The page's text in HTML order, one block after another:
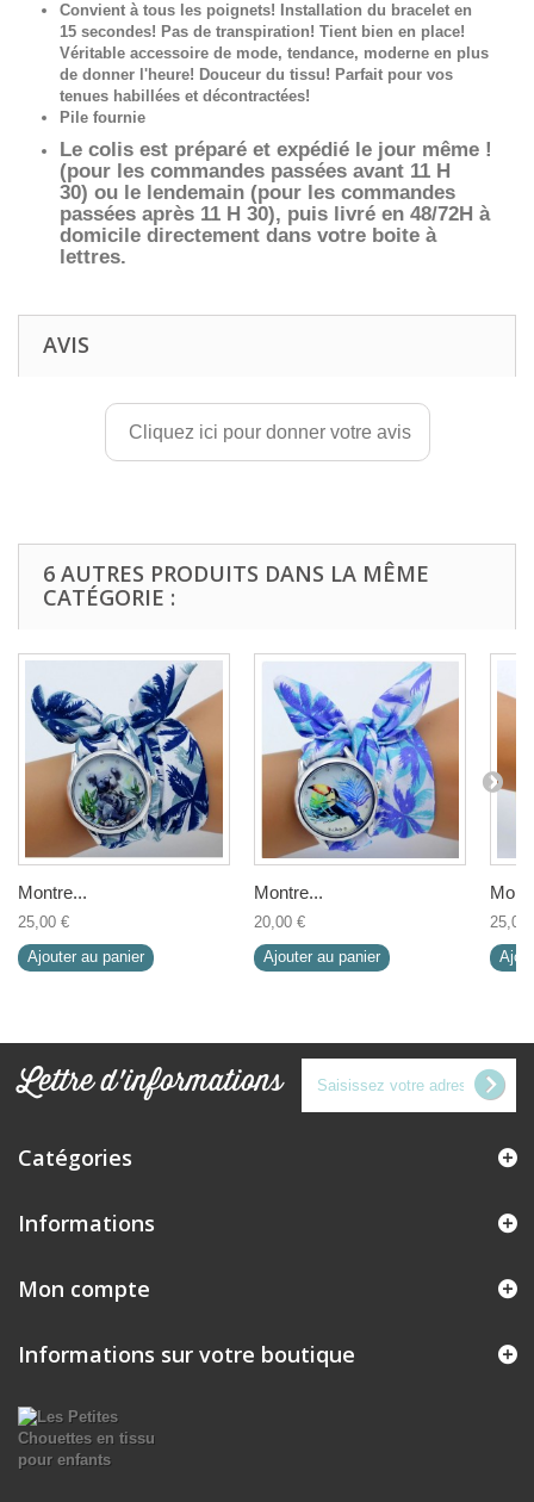
Convient à tous les poignets! Installation du bracelet en
15 secondes! Pas de transpiration! Tient bien en place!
Véritable accessoire de mode, tendance, moderne en plus
de donner l'heure! Douceur du tissu! Parfait pour vos
tenues habillées et décontractées!
Pile fournie
Le colis est préparé et expédié le jour même !
(pour les commandes passées avant 11 H
30) ou le lendemain (pour les commandes
passées après 11 H 30), puis livré en 48/72H à
domicile directement dans votre boite à
lettres.
AVIS
Cliquez ici pour donner votre avis
6 AUTRES PRODUITS DANS LA MÊME
CATÉGORIE :
Montre...
25,00 €
Ajouter au panier
Montre...
20,00 €
Ajouter au panier
25,00
Lettre d'informations
Catégories
Informations
Mon compte
Informations sur votre boutique